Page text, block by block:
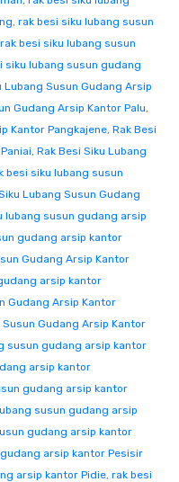
, rak besi siku lubang susun
rak besi siku lubang susun
siku lubang susun gudang
Lubang Susun Gudang Arsip
Gudang Arsip Kantor Palu,
Kantor Pangkajene, Rak Besi
, Rak Besi Siku Lubang
besi siku lubang susun
Lubang Susun Gudang
lubang susun gudang arsip
gudang arsip kantor
Gudang Arsip Kantor
arsip kantor
Gudang Arsip Kantor
Susun Gudang Arsip Kantor
susun gudang arsip kantor
arsip kantor
gudang arsip kantor
susun gudang arsip
gudang arsip kantor
arsip kantor Pesisir
arsip kantor Pidie, rak besi